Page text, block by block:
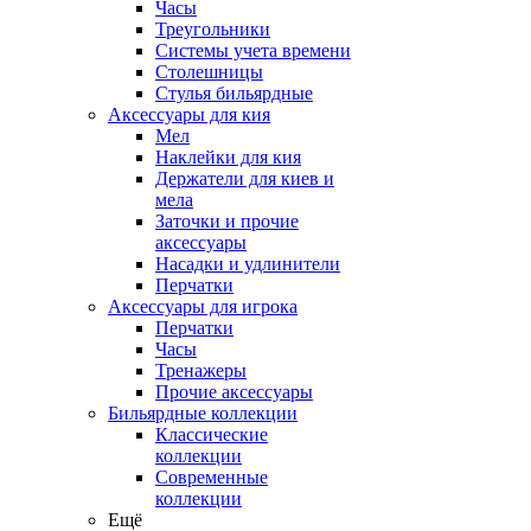
Часы
Треугольники
Системы учета времени
Столешницы
Стулья бильярдные
Аксессуары для кия
Мел
Наклейки для кия
Держатели для киев и
мела
Заточки и прочие
аксессуары
Насадки и удлинители
Перчатки
Аксессуары для игрока
Перчатки
Часы
Тренажеры
Прочие аксессуары
Бильярдные коллекции
Классические
коллекции
Современные
коллекции
Ещё